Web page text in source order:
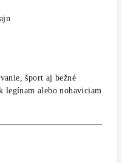
šport aj bežné
legínam alebo nohaviciam